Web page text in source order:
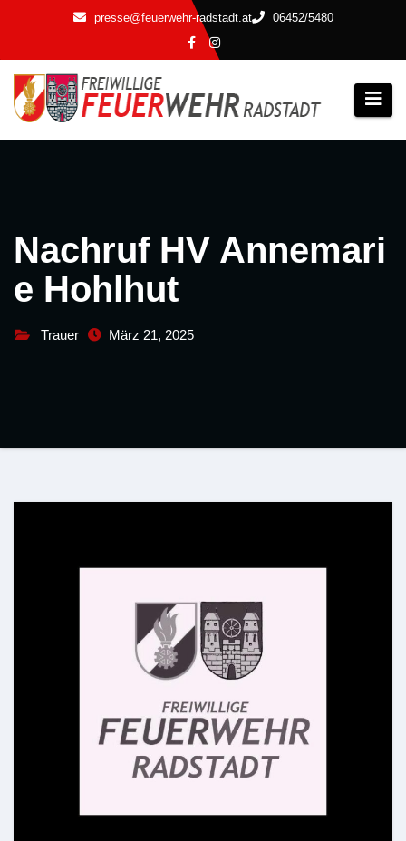
springen
presse@feuerwehr-radstadt.at 06452/5480
Nachruf HV Annemari
e Hohlhut
Trauer März 21, 2025